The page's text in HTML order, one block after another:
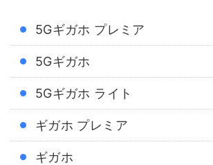
5Gギガホ プレミア
5Gギガホ
5Gギガホ ライト
ギガホ プレミア
ギガホ